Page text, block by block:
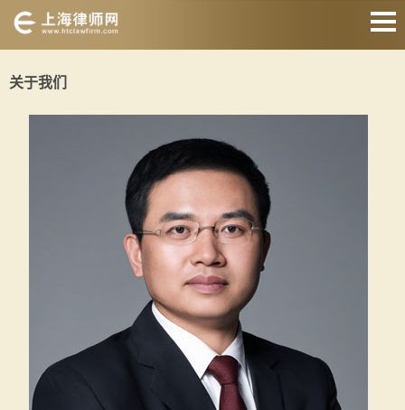
房产纠纷
债权债务
合同纠纷
征地拆迁
关于我们
关于我们